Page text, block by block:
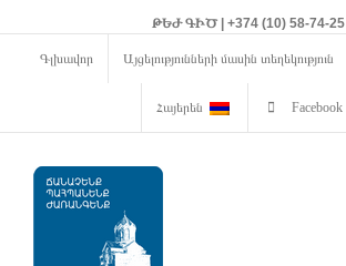
ԹԵԺ ԳԻԾ | +374 (10) 58-74-25
Գլխավոր Այցելությունների մասին տեղեկություն
Հայերեն Facebook